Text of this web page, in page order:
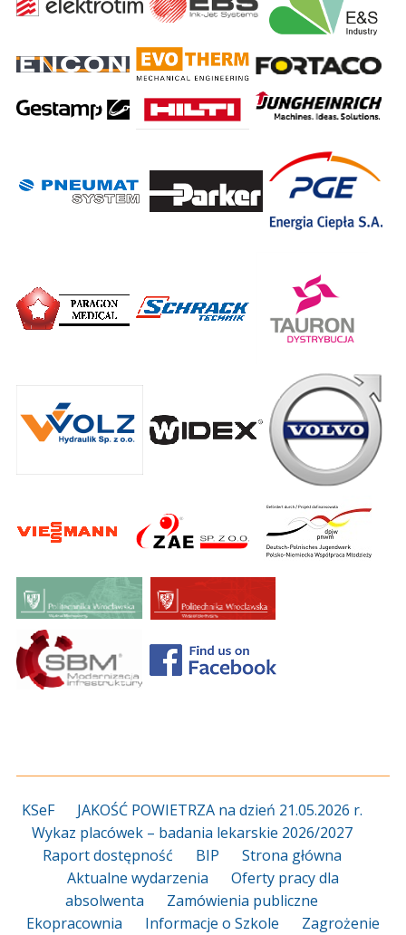
KSeF
JAKOŚĆ POWIETRZA na dzień 21.05.2026 r.
Wykaz placówek – badania lekarskie 2026/2027
Raport dostępność
BIP
Strona główna
Aktualne wydarzenia
Oferty pracy dla
absolwenta
Zamówienia publiczne
Ekopracownia
Informacje o Szkole
Zagrożenie